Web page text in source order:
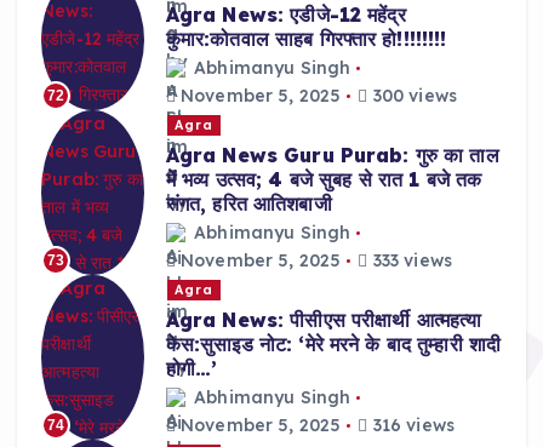
72
Agra News: एडीजे-12 महेंद्र
कुमार:कोतवाल साहब गिरफ्तार हो!!!!!!!!
Abhimanyu Singh
November 5, 2025
300 views
73
Agra
Agra News Guru Purab: गुरु का ताल
में भव्य उत्सव; 4 बजे सुबह से रात 1 बजे तक
संगत, हरित आतिशबाजी
Abhimanyu Singh
November 5, 2025
333 views
74
Agra
Agra News: पीसीएस परीक्षार्थी आत्महत्या
केस:सुसाइड नोट: ‘मेरे मरने के बाद तुम्हारी शादी
होगी…’
Abhimanyu Singh
November 5, 2025
316 views